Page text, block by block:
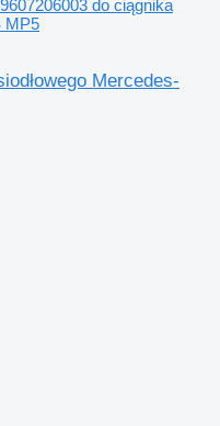
do ciągnika
MP5
Mercedes-